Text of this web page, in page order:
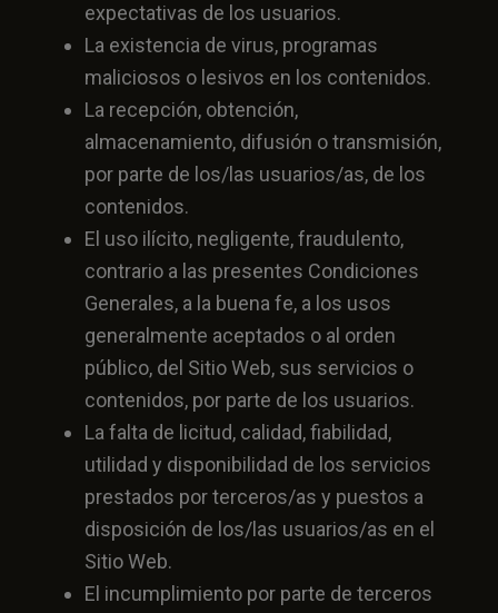
expectativas de los usuarios.
La existencia de virus, programas
maliciosos o lesivos en los contenidos.
La recepción, obtención,
almacenamiento, difusión o transmisión,
por parte de los/las usuarios/as, de los
contenidos.
El uso ilícito, negligente, fraudulento,
contrario a las presentes Condiciones
Generales, a la buena fe, a los usos
generalmente aceptados o al orden
público, del Sitio Web, sus servicios o
contenidos, por parte de los usuarios.
La falta de licitud, calidad, fiabilidad,
utilidad y disponibilidad de los servicios
prestados por terceros/as y puestos a
disposición de los/las usuarios/as en el
Sitio Web.
El incumplimiento por parte de terceros